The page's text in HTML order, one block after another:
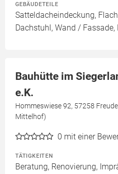
GEBÄUDETEILE
Satteldacheindeckung,
Dachstuhl, Wand / Fassade,
Bauhütte im
e.K.
Hommeswiese 92, 57258
Mittelhof)
0 mit einer
TÄTIGKEITEN
Beratung, Renovierung,